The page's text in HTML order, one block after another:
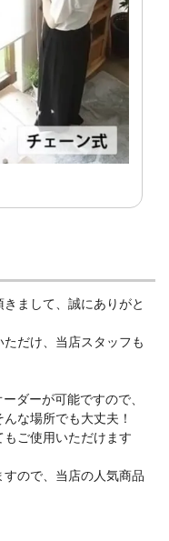
まして、誠にありがと
だけ、当店スタッフも
ダーが可能ですので、
な場所でも大丈夫！
ご使用いただけます
ので、当店の人気商品